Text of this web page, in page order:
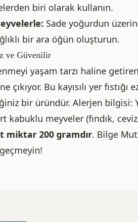
biri olarak kullanın.
Sade yoğurdun
bir ara öğün oluşturun.
ve Güvenilir
yaşam tarzı haline
çıkıyor. Bu kayısılı yer fıstığı
bir üründür. Alerjen bilgisi:
kabuklu meyveler (fındık,
miktar 200 gramdır. Bilge